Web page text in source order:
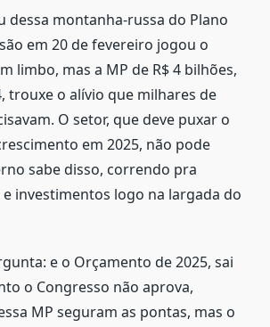
dessa montanha-russa do Plano
em 20 de fevereiro jogou o
limbo, mas a MP de R$ 4 bilhões,
trouxe o alívio que milhares de
O setor, que deve puxar o
em 2025, não pode
sabe disso, correndo pra
investimentos logo na largada do
e o Orçamento de 2025, sai
o Congresso não aprova,
MP seguram as pontas, mas o